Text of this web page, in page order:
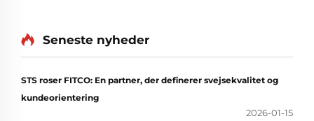
Seneste nyheder
STS roser FITCO: En partner, der definerer svejsekvalitet og
kundeorientering
2026-01-15